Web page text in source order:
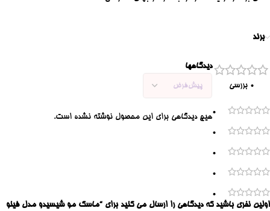
برند
0 بررسی
0
0
0
0
0
دیدگاهها
هیچ دیدگاهی برای این محصول نوشته نشده است.
اولین نفری باشید که دیدگاهی را ارسال می کنید برای “ماسک مو شیسیدو مدل فینو